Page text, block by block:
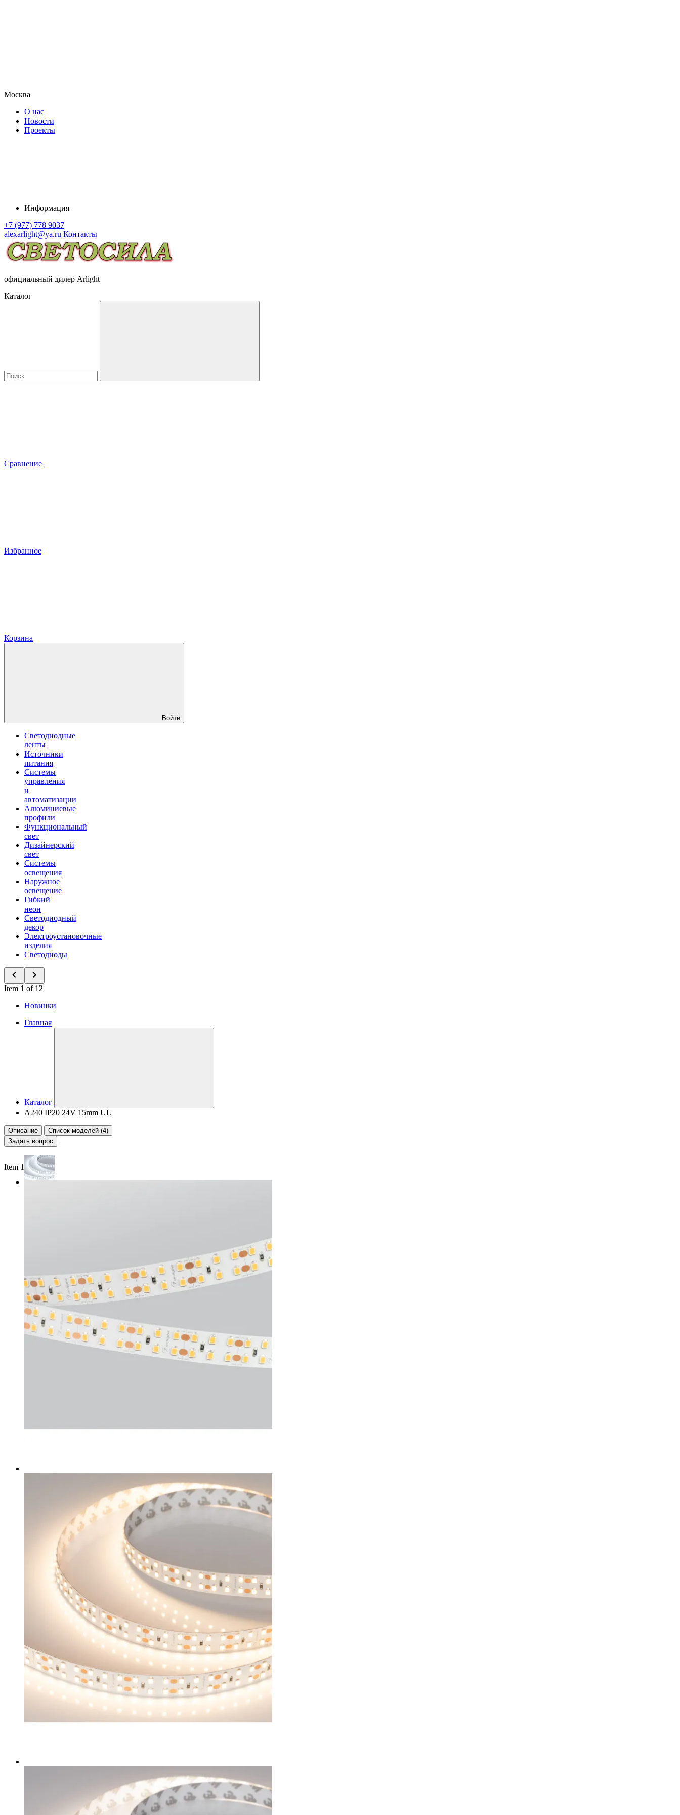
Москва
О нас
Новости
Проекты
Информация
+7 (977) 778 9037
alexarlight@ya.ru Контакты
официальный дилер Arlight
Каталог
Сравнение
Избранное
Корзина
Войти
Светодиодные
ленты
Источники
питания
Системы
управления
и
автоматизации
Алюминиевые
профили
Функциональный
свет
Дизайнерский
свет
Системы
освещения
Наружное
освещение
Гибкий
неон
Светодиодный
декор
Электроустановочные
изделия
Светодиоды
Item 1 of 12
Новинки
Главная
Каталог
A240 IP20 24V 15mm UL
Описание
Список моделей (4)
Задать вопрос
Item 1 of 4